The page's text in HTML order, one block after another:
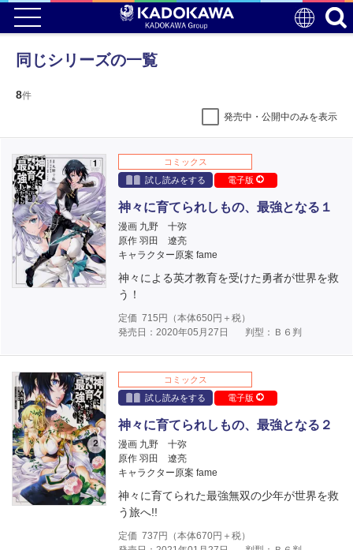
同じシリーズの一覧
8件
発売中・公開中のみを表示
コミックス
試し読みをする
電子版
神々に育てられしもの、最強となる１
漫画 九野 十弥
原作 羽田 遼亮
キャラクター原案 fame
神々による英才教育を受けた勇者が世界を救
う！
定価 715 円（本体650円＋税）
発売日：2020年05月27日
判型：Ｂ６判
コミックス
試し読みをする
電子版
神々に育てられしもの、最強となる２
漫画 九野 十弥
原作 羽田 遼亮
キャラクター原案 fame
神々に育てられた最強無双の少年が世界を救
う旅へ!!
定価 737 円（本体670円＋税）